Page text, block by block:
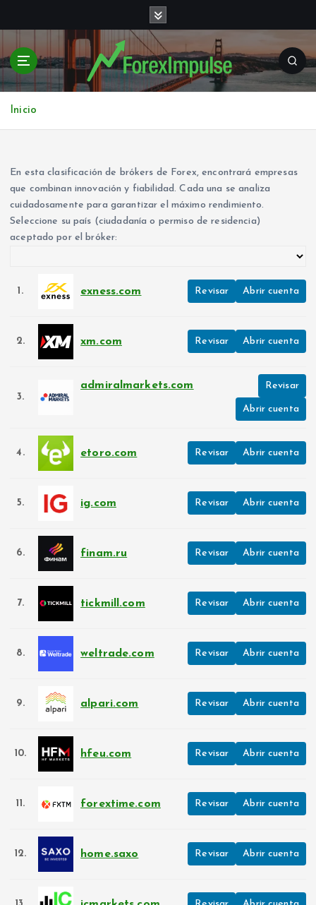
t
r
Inicio
En esta clasificación de brókers de Forex, encontrará empresas
que combinan innovación y fiabilidad. Cada una se analiza
cuidadosamente para garantizar el máximo rendimiento.
Seleccione su país (ciudadanía o permiso de residencia)
aceptado por el bróker:
1. exness.com Revisar Abrir cuenta
2. xm.com Revisar Abrir cuenta
3.
admiralmarkets.com Revisar
Abrir cuenta
4. etoro.com Revisar Abrir cuenta
5. ig.com Revisar Abrir cuenta
6. finam.ru Revisar Abrir cuenta
7. tickmill.com Revisar Abrir cuenta
8. weltrade.com Revisar Abrir cuenta
9. alpari.com Revisar Abrir cuenta
10. hfeu.com Revisar Abrir cuenta
11. forextime.com Revisar Abrir cuenta
12. home.saxo Revisar Abrir cuenta